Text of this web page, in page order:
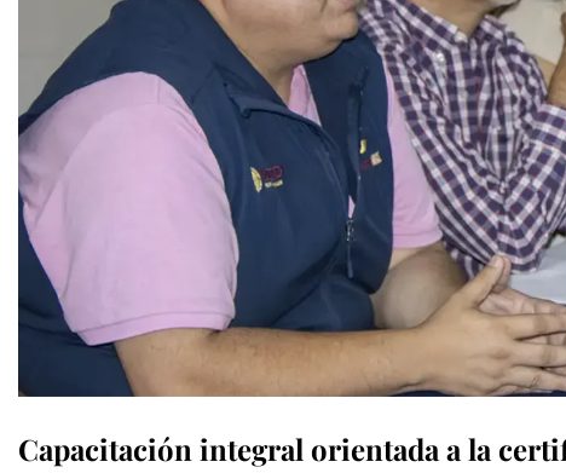
Capacitación integral orientada a la